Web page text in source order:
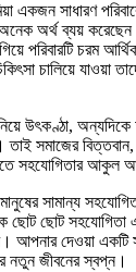
একজন সাধারণ
অর্থ ব্যয় করেছেন।
পরিবারটি চরম
চালিয়ে যাওয়া
উৎকণ্ঠা,
তাই সমাজের
সহযোগিতার আকুল
সামান্য
ছোট ছোট
আপনার দেওয়া একটি
নতুন জীবনের স্বপ্ন।